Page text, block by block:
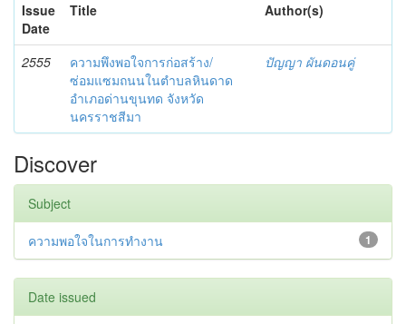
Issue
Date
Title Author(s)
2555
ความพึงพอใจการก่อสร้าง/
ซ่อมแซมถนนในตำบลหินดาด
อำเภอด่านขุนทด จังหวัด
นครราชสีมา
ปัญญา ผันดอนคู่
Discover
Subject
1
ความพอใจในการทำงาน
Date issued